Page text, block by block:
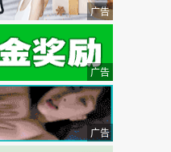
广告
广告
广告